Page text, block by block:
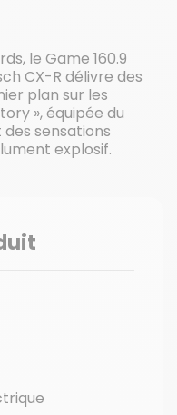
le Game 160.9
CX-R délivre des
plan sur les
», équipée du
sensations
explosif.